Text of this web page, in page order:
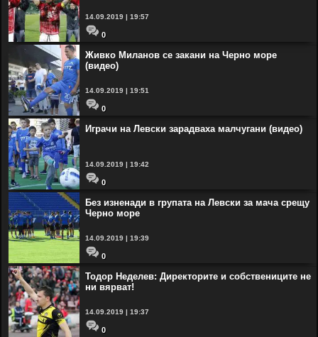
14.09.2019 | 19:57
0
Живко Миланов се закани на Черно море
(видео)
14.09.2019 | 19:51
0
Играчи на Левски зарадваха малчугани (видео)
14.09.2019 | 19:42
0
Без изненади в групата на Левски за мача срещу
Черно море
14.09.2019 | 19:39
0
Тодор Неделев: Директорите и собствениците не
ни вярват!
14.09.2019 | 19:37
0